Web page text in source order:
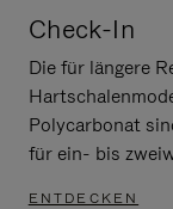
Check-In
Die für längere
Polycarbonat
für ein- bis
ENTDECKEN